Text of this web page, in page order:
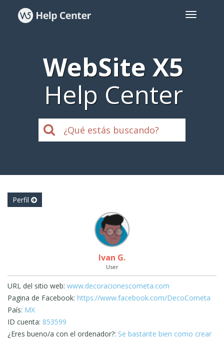
WebSite X5
Help Center
Perfil
Ivan G.
User
URL del sitio web: www.decoracionescometa.com
Pagina de Facebook: https://www.facebook.com/DecoCometa
País: MX
ID cuenta: 853599
¿Eres bueno/a con el ordenador?: Se bastante bien como crear